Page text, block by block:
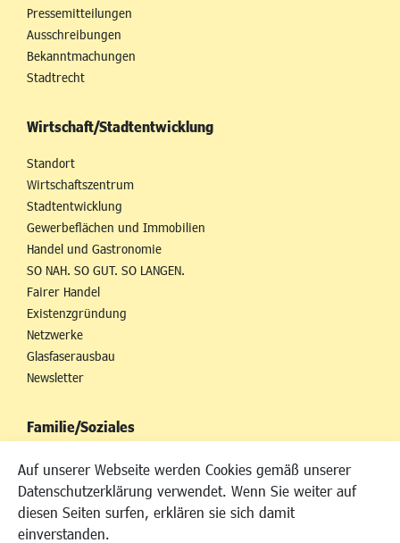
Auf unserer Webseite werden Cookies gemäß unserer
Datenschutzerklärung verwendet. Wenn Sie weiter auf
diesen Seiten surfen, erklären sie sich damit
einverstanden.
Pressemitteilungen
Ausschreibungen
Bekanntmachungen
Stadtrecht
Wirtschaft/Stadtentwicklung
Standort
Wirtschaftszentrum
Stadtentwicklung
Gewerbeflächen und Immobilien
Handel und Gastronomie
SO NAH. SO GUT. SO LANGEN.
Fairer Handel
Existenzgründung
Netzwerke
Glasfaserausbau
Newsletter
Familie/Soziales
Kinderbetreuung
Kinder und Jugend
Institutionen für Familien
Frauen